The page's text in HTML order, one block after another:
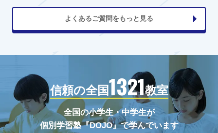
よくあるご質問をもっと見る
信頼の全国1321教室
全国の小学生・中学生が
個別学習塾『DOJO』で学んでいます